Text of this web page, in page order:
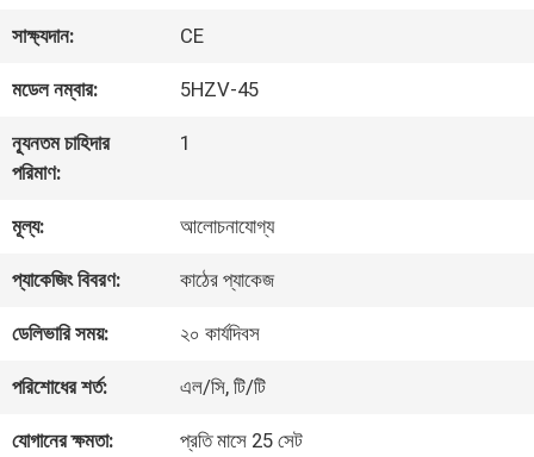
সম্পর্কে
কারখানা
ভ্রমণ
মান
নিয়ন্ত্রণ
যোগাযোগ
করুন
সাক্ষ্যদান: CE
মডেল নম্বার: 5HZV-45
ন্যূনতম চাহিদার
পরিমাণ:
1
মূল্য: আলোচনাযোগ্য
প্যাকেজিং বিবরণ: কাঠের প্যাকেজ
ডেলিভারি সময়: ২০ কার্যদিবস
পরিশোধের শর্ত: এল/সি, টি/টি
যোগানের ক্ষমতা: প্রতি মাসে 25 সেট